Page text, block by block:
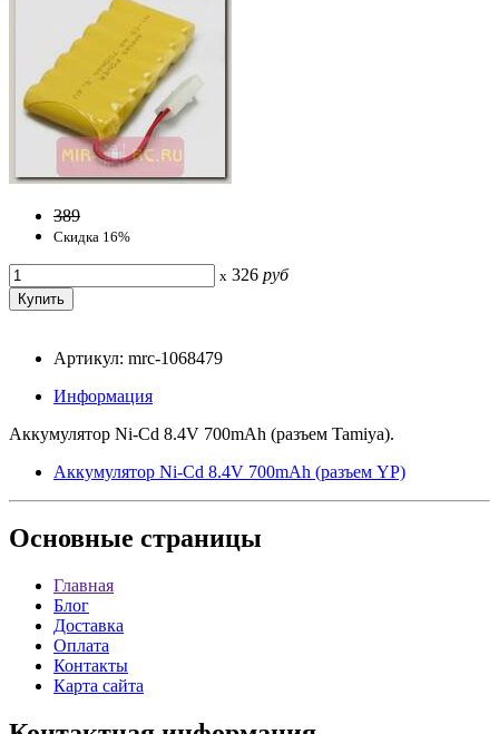
389
Скидка 16%
x 326 руб
Артикул: mrc-1068479
Информация
Аккумулятор Ni-Cd 8.4V 700mAh (разъем Tamiya).
Аккумулятор Ni-Cd 8.4V 700mAh (разъем YP)
Основные страницы
Главная
Блог
Доставка
Оплата
Контакты
Карта сайта